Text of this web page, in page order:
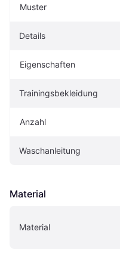
Muster
Details
Eigenschaften
Trainingsbekleidung
Anzahl
Waschanleitung
Material
Material